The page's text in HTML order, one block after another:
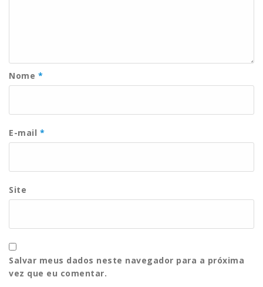
Nome *
E-mail *
Site
Salvar meus dados neste navegador para a próxima
vez que eu comentar.